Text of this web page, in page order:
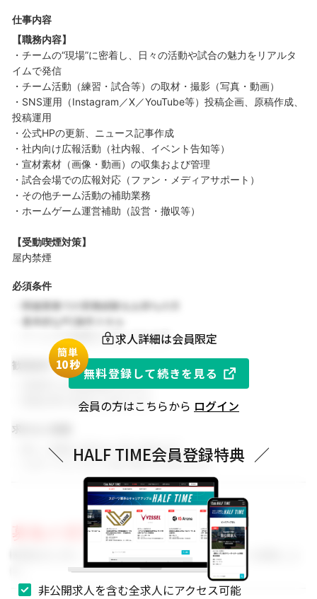
仕事内容
【職務内容】
・チームの“現場”に密着し、日々の活動や試合の魅力をリアルタ
イムで発信
・チーム活動（練習・試合等）の取材・撮影（写真・動画）
・SNS運用（Instagram／X／YouTube等）投稿企画、原稿作成、
投稿運用
・公式HPの更新、ニュース記事作成
・社内向け広報活動（社内報、イベント告知等）
・宣材素材（画像・動画）の収集および管理
・試合会場での広報対応（ファン・メディアサポート）
・その他チーム活動の補助業務
・ホームゲーム運営補助（設営・撤収等）
【受動喫煙対策】
屋内禁煙
必須条件
・関連業務での実務経験をお持ちの方
・基本的なPC操作スキル
・チームでの協働を大切にできる方
歓迎条件
・同業界での就業経験がある方
・関連分野の知見をお持ちの方
求める人物像
・新しい挑戦に前向きに取り組める方
・スポーツビジネスに強い関心をお持ちの方
募集の背景
事業拡大に伴い、組織体制を強化するためのメンバーを募集しま
求人詳細は会員限定
簡単
10秒
無料登録して続きを見る
会員の方はこちらから ログイン
＼ HALF TIME会員登録特典 ／
非公開求人を含む全求人にアクセス可能